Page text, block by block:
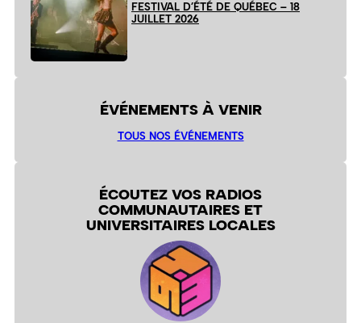
FESTIVAL D’ÉTÉ DE QUÉBEC – 18
JUILLET 2026
ÉVÉNEMENTS À VENIR
TOUS NOS ÉVÉNEMENTS
ÉCOUTEZ VOS RADIOS
COMMUNAUTAIRES ET
UNIVERSITAIRES LOCALES